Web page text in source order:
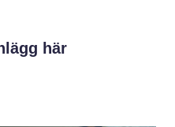
här